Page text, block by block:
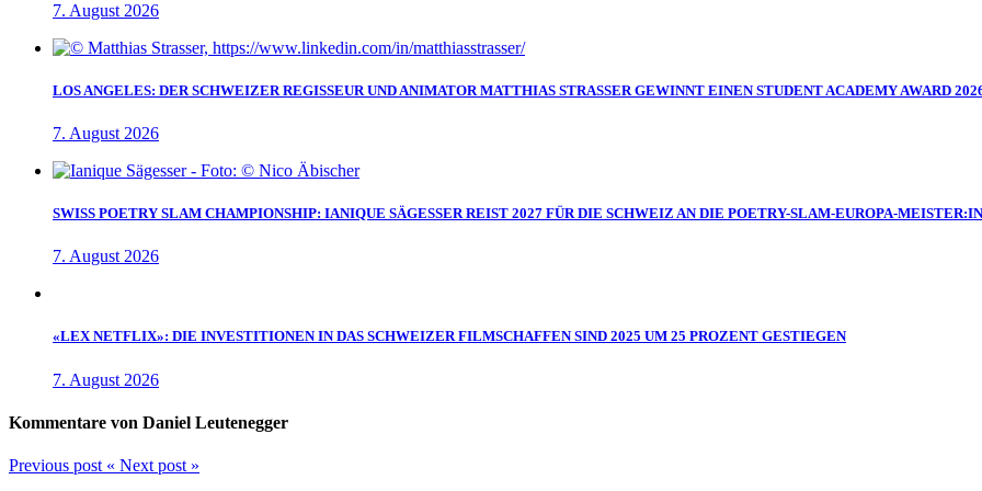
7. August 2026
LOS ANGELES: DER SCHWEIZER REGISSEUR UND ANIMATOR MATTHIAS STRASSER GEWINNT EINEN STUDENT ACADEMY AWARD
7. August 2026
SWISS POETRY SLAM CHAMPIONSHIP: IANIQUE SÄGESSER REIST 2027 FÜR DIE SCHWEIZ AN DIE POETRY-SLAM-EUROPA-
7. August 2026
«LEX NETFLIX»: DIE INVESTITIONEN IN DAS SCHWEIZER FILMSCHAFFEN SIND 2025 UM 25 PROZENT GESTIEGEN
7. August 2026
Kommentare von Daniel Leutenegger
Previous post « Next post »